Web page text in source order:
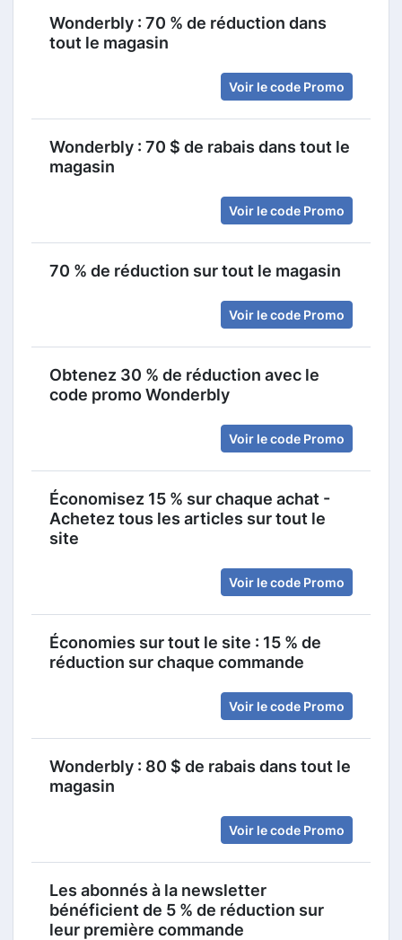
Wonderbly : 70 % de réduction dans
tout le magasin
Voir le code Promo
Wonderbly : 70 $ de rabais dans tout le
magasin
Voir le code Promo
70 % de réduction sur tout le magasin
Voir le code Promo
Obtenez 30 % de réduction avec le
code promo Wonderbly
Voir le code Promo
Économisez 15 % sur chaque achat -
Achetez tous les articles sur tout le
site
Voir le code Promo
Économies sur tout le site : 15 % de
réduction sur chaque commande
Voir le code Promo
Wonderbly : 80 $ de rabais dans tout le
magasin
Voir le code Promo
Les abonnés à la newsletter
bénéficient de 5 % de réduction sur
leur première commande